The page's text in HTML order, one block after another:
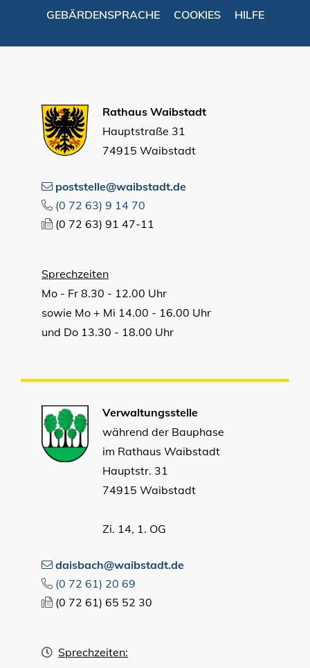
GEBÄRDENSPRACHE
COOKIES HILFE
Rathaus Waibstadt
Hauptstraße 31
74915 Waibstadt
poststelle@waibstadt.de
(0 72 63) 9 14 70
(0 72 63) 91 47-11
Sprechzeiten
Mo - Fr 8.30 - 12.00 Uhr
sowie Mo + Mi 14.00 - 16.00 Uhr
und Do 13.30 - 18.00 Uhr
Verwaltungsstelle
während der Bauphase
im Rathaus Waibstadt
Hauptstr. 31
74915 Waibstadt
Zi. 14, 1. OG
daisbach@waibstadt.de
(0 72 61) 20 69
(0 72 61) 65 52 30
Sprechzeiten: